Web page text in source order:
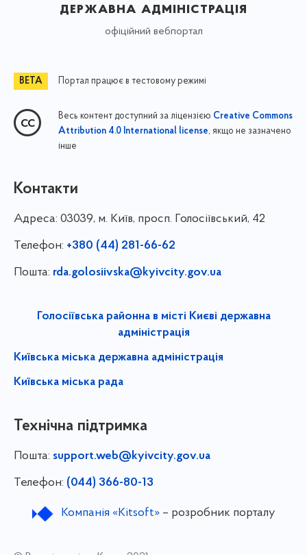
державна адміністрація
офіційний вебпортал
Портал працює в тестовому режимі
Весь контент доступний за ліцензією Creative Commons
Attribution 4.0 International license, якщо не зазначено
інше
Контакти
Адреса: 03039, м. Київ, просп. Голосіївський, 42
Телефон: +380 (44) 281-66-62
Пошта: rda.golosiivska@kyivcity.gov.ua
Голосіївська районна в місті Києві державна
адміністрація
Київська міська державна адміністрація
Київська міська рада
Технічна підтримка
Пошта: support.web@kyivcity.gov.ua
Телефон: (044) 366-80-13
Компанія «Kitsoft»– розробник порталу